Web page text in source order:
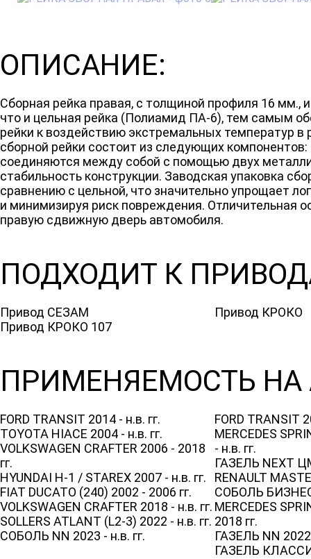
ОПИСАНИЕ:
Сборная рейка правая, с толщиной профиля 16 мм.,
что и цельная рейка (Полиамид ПА-6), тем самым
рейки к воздействию экстремальных температур
сборной рейки состоит из следующих
соединяются между собой с помощью двух
стабильность конструкции. Заводская упаковка
сравнению с цельной, что значительно упрощает
и минимизируя риск повреждения. Отличительная
правую сдвижную дверь автомобиля.
ПОДХОДИТ К
Привод СЕЗАМ
Привод КРОКО
Привод КРОКО 107
ПРИМЕНЯЕМОСТЬ
FORD TRANSIT 2014 - н.в. гг.
TOYOTA HIACE 2004 - н.в. гг.
VOLKSWAGEN CRAFTER 2006 - 2018
гг.
HYUNDAI H-1 / STAREX 2007 - н.в. гг.
FIAT DUCATO (240) 2002 - 2006 гг.
VOLKSWAGEN CRAFTER 2018 - н.в. гг.
SOLLERS ATLANT (L2-3) 2022 - н.в. гг.
СОБОЛЬ NN 2023 - н.в. гг.
FORD TRANSIT
MERCEDES
- н.в. гг.
ГАЗЕЛЬ NEXT
RENAULT
СОБОЛЬ БИЗНЕС
MERCEDES
2018 гг.
ГАЗЕЛЬ NN 2022
ГАЗЕЛЬ